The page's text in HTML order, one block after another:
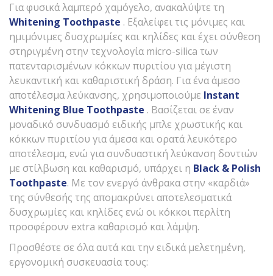
Για φυσικά λαμπερό χαμόγελο, ανακαλύψτε τη
Whitening Toothpaste . Εξαλείφει τις μόνιμες και
ημιμόνιμες δυσχρωμίες και κηλίδες και έχει σύνθεση
στηριγμένη στην τεχνολογία micro-silica των
πατενταρισμένων κόκκων πυριτίου για μέγιστη
λευκαντική και καθαριστική δράση. Για ένα άμεσο
αποτέλεσμα λεύκανσης, χρησιμοποιούμε Instant
Whitening Blue Toothpaste . Βασίζεται σε έναν
μοναδικό συνδυασμό ειδικής μπλε χρωστικής και
κόκκων πυριτίου για άμεσα και ορατά λευκότερο
αποτέλεσμα, ενώ για συνδυαστική λεύκανση δοντιών
με στίλβωση και καθαρισμό, υπάρχει η Black & Polish
Toothpaste. Με τον ενεργό άνθρακα στην «καρδιά»
της σύνθεσής της απομακρύνει αποτελεσματικά
δυσχρωμίες και κηλίδες ενώ οι κόκκοι περλίτη
προσφέρουν extra καθαρισμό και λάμψη.
Προσθέστε σε όλα αυτά και την ειδικά μελετημένη,
εργονομική συσκευασία τους: